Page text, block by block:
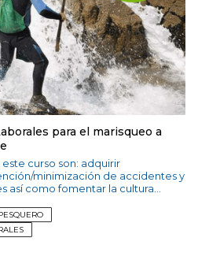
para el marisqueo a
curso son: adquirir
minimización de accidentes y
así como fomentar la cultura